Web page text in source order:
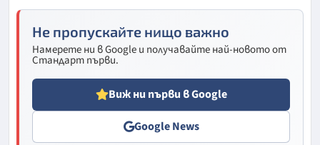
Не пропускайте нищо важно
Намерете ни в Google и получавайте най-новото от
Стандарт първи.
Виж ни първи в Google
Google News